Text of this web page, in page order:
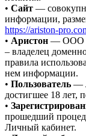
• Сайт —
информации,
https://ariston-
• Аристон — ООО
– владелец
правила
нем информации.
• Пользователь —
достигшее 18 лет,
•
прошедший
Личный кабинет.